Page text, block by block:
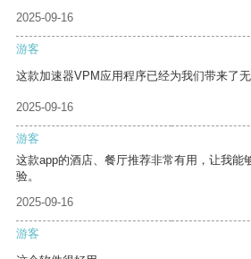
2025-09-16
游客
这款加速器VPM应用程序已经为我们带来了无
2025-09-16
游客
这款app的酒店、餐厅推荐非常有用，让我能
验。
2025-09-16
游客